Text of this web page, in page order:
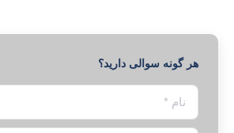
هر گونه سوالی دارید؟
نام *